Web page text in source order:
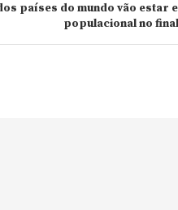
países do mundo vão estar
populacional no